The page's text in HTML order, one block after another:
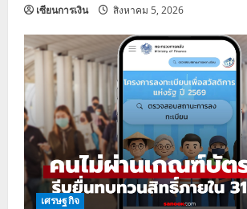
เซียนการเงิน สิงหาคม 5, 2026
เศรษฐกิจ